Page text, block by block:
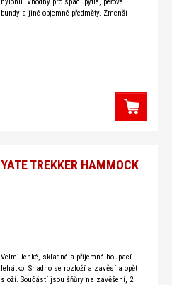
bundy a jiné objemné předměty. Zmenší
YATE TREKKER HAMMOCK
Velmi lehké, skladné a příjemné houpací
lehátko. Snadno se rozloží a zavěsí a opět
složí. Součástí jsou šňůry na zavěšení, 2